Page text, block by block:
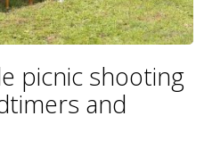
picnic shooting
and